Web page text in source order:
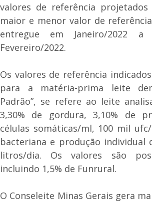
valores de referência
maior e menor valor de
entregue em Janeiro/2022
Fevereiro/2022.
Os valores de referência
para a matéria-prima leite
Padrão”, se refere ao leite
3,30% de gordura, 3,10% de
células somáticas/ml, 100 mil
bacteriana e produção individual
litros/dia. Os valores são
incluindo 1,5% de Funrural.
O Conseleite Minas Gerais gera